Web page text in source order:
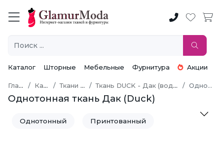
Каталог Шторные Мебельные Фурнитура Акции
Главная Каталог Ткани по типу Ткань DUCK - Дак (водоотталкивающая) Однотонный
Однотонная ткань Дак (Duck)
Однотонный Принтованный